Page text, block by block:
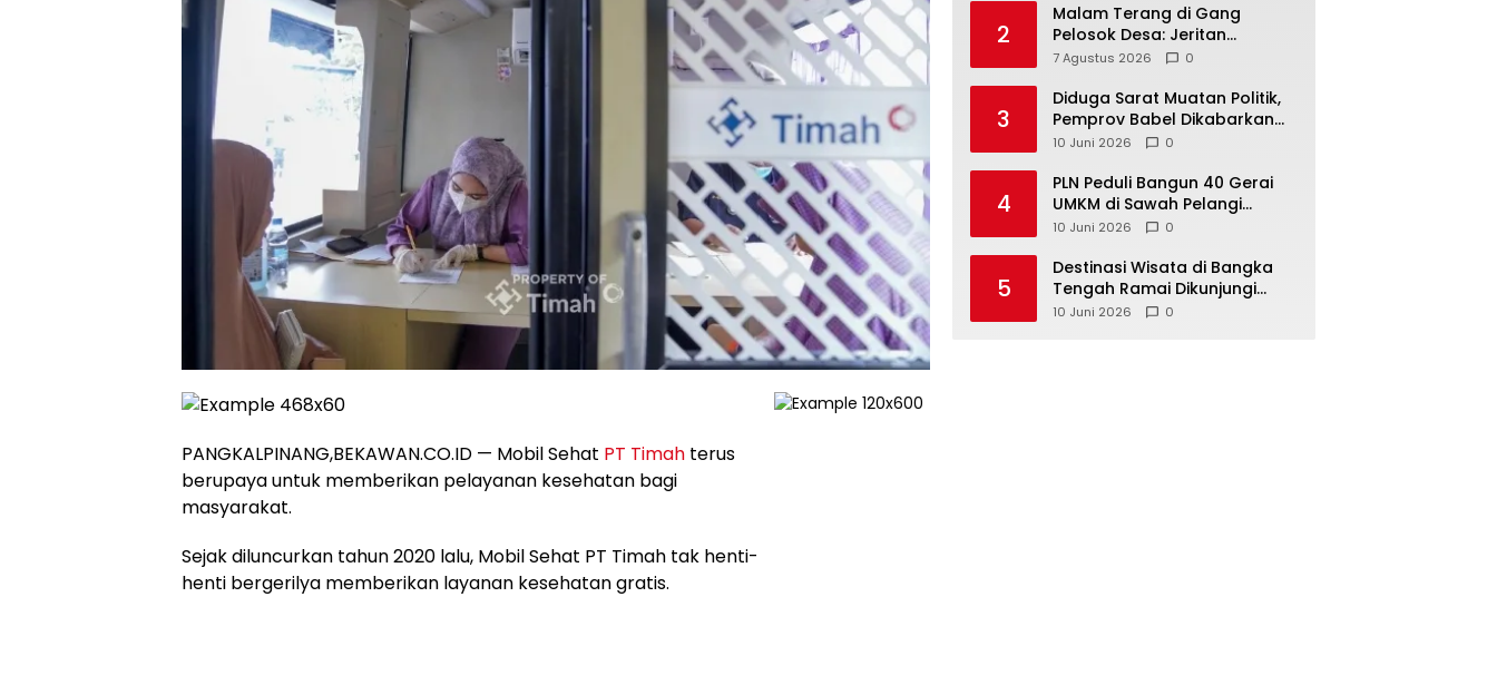
PANGKALPINANG,BEKAWAN.CO.ID — Mobil Sehat PT Timah terus
berupaya untuk memberikan pelayanan kesehatan bagi
masyarakat.
Sejak diluncurkan tahun 2020 lalu, Mobil Sehat PT Timah tak henti-
henti bergerilya memberikan layanan kesehatan gratis.
2
Malam Terang di Gang
Pelosok Desa: Jeritan
Harapan Ketua APDESI
Babel
7 Agustus 2026 0
3
‎Diduga Sarat Muatan Politik,
Pemprov Babel Dikabarkan
Lakukan Rotasi Besar-
10 Juni 2026 0
4
‎PLN Peduli Bangun 40 Gerai
UMKM di Sawah Pelangi
Namang, Dorong
10 Juni 2026 0
5
‎Destinasi Wisata di Bangka
Tengah Ramai Dikunjungi
Masyarakat Saat Libur dan
10 Juni 2026 0